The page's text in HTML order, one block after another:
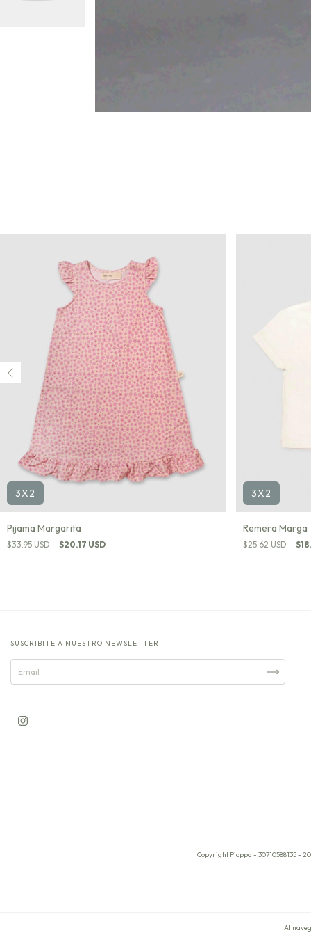
Al
3X2
Pijama Margarita
$33.95 USD $20.17 USD
3X2
Remera Marga
$25.62 USD
SUSCRIBITE A NUESTRO NEWSLETTER
Copyright Pioppa - 30710588135 -